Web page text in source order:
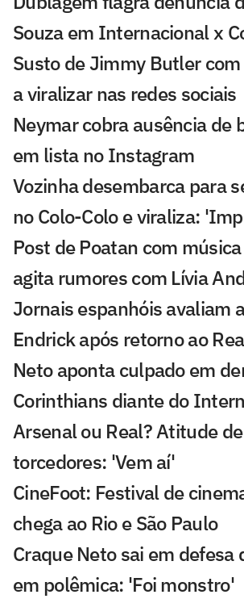
Souza em Internacional x
Susto de Jimmy Butler
a viralizar nas redes sociais
Neymar cobra ausência de
em lista no Instagram
Vozinha desembarca para
no Colo-Colo e viraliza:
Post de Poatan com
agita rumores com Lívia
Jornais espanhóis avaliam
Endrick após retorno ao
Neto aponta culpado em
Corinthians diante do
Arsenal ou Real? Atitude
torcedores: 'Vem aí'
CineFoot: Festival de
chega ao Rio e São Paulo
Craque Neto sai em defesa
em polêmica: 'Foi monstro'